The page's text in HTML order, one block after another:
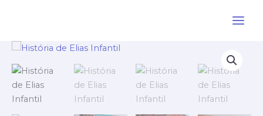
conteúdo